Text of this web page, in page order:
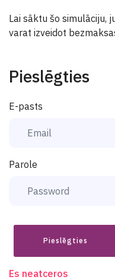
Lai sāktu šo simulāciju,
varat izveidot
Pieslēgties
E-pasts
Parole
Pieslēgties
Es neatceros